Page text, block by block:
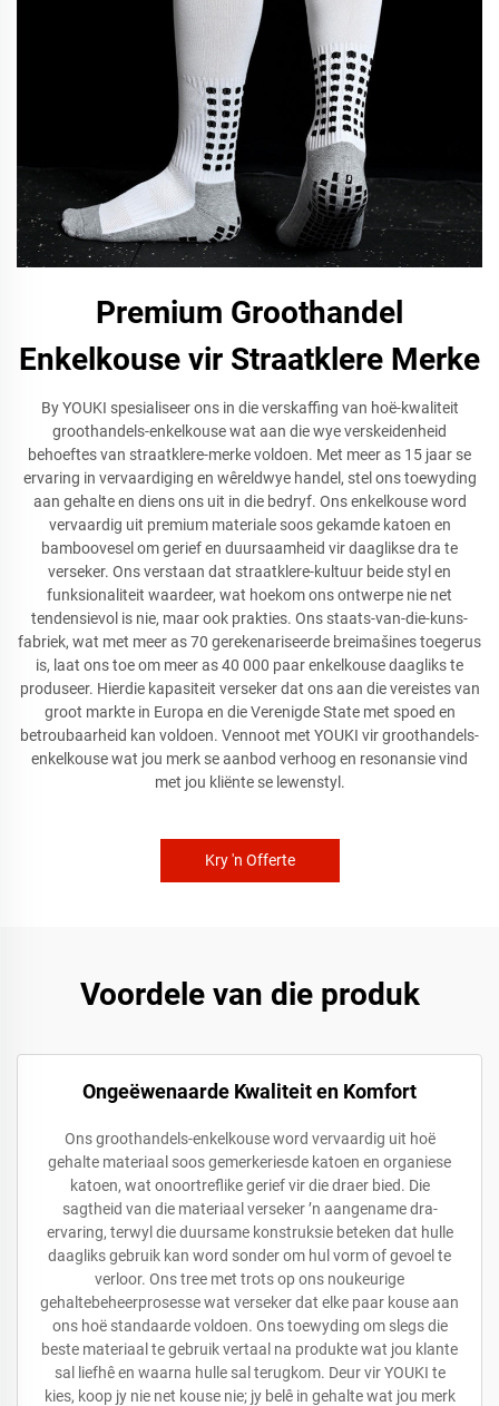
Premium Groothandel
Enkelkouse vir Straatklere Merke
By YOUKI spesialiseer ons in die verskaffing van hoë-kwaliteit
groothandels-enkelkouse wat aan die wye verskeidenheid
behoeftes van straatklere-merke voldoen. Met meer as 15 jaar se
ervaring in vervaardiging en wêreldwye handel, stel ons toewyding
aan gehalte en diens ons uit in die bedryf. Ons enkelkouse word
vervaardig uit premium materiale soos gekamde katoen en
bamboovesel om gerief en duursaamheid vir daaglikse dra te
verseker. Ons verstaan dat straatklere-kultuur beide styl en
funksionaliteit waardeer, wat hoekom ons ontwerpe nie net
tendensievol is nie, maar ook prakties. Ons staats-van-die-kuns-
fabriek, wat met meer as 70 gerekenariseerde breimašines toegerus
is, laat ons toe om meer as 40 000 paar enkelkouse daagliks te
produseer. Hierdie kapasiteit verseker dat ons aan die vereistes van
groot markte in Europa en die Verenigde State met spoed en
betroubaarheid kan voldoen. Vennoot met YOUKI vir groothandels-
enkelkouse wat jou merk se aanbod verhoog en resonansie vind
met jou kliënte se lewenstyl.
Kry 'n Offerte
Voordele van die produk
Ongeëwenaarde Kwaliteit en Komfort
Ons groothandels-enkelkouse word vervaardig uit hoë
gehalte materiaal soos gemerkeriesde katoen en organiese
katoen, wat onoortreflike gerief vir die draer bied. Die
sagtheid van die materiaal verseker ’n aangename dra-
ervaring, terwyl die duursame konstruksie beteken dat hulle
daagliks gebruik kan word sonder om hul vorm of gevoel te
verloor. Ons tree met trots op ons noukeurige
gehaltebeheerprosesse wat verseker dat elke paar kouse aan
ons hoë standaarde voldoen. Ons toewyding om slegs die
beste materiaal te gebruik vertaal na produkte wat jou klante
sal liefhê en waarna hulle sal terugkom. Deur vir YOUKI te
kies, koop jy nie net kouse nie; jy belê in gehalte wat jou merk